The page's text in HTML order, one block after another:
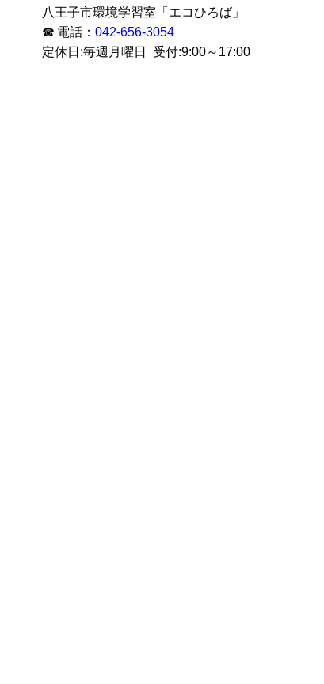
八王子市環境学習室「エコひろば」
☎ 電話： 042-656-3054
定休日:毎週月曜日 受付:9:00～17:00